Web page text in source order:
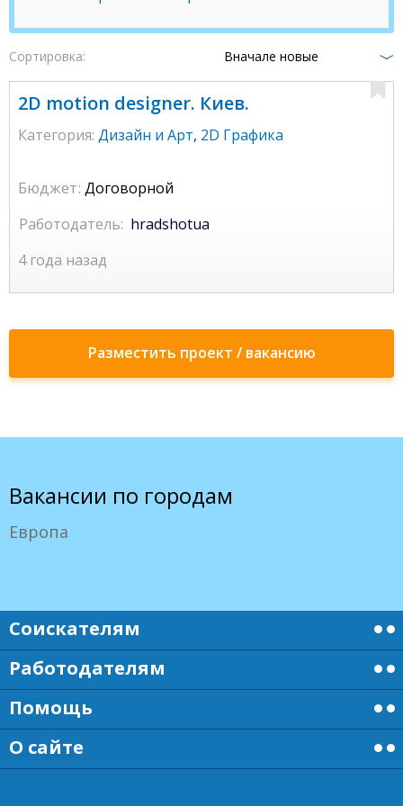
Сортировка: Вначале новые
2D motion designer. Киев.
Категория: Дизайн и Арт, 2D Графика
Бюджет: Договорной
4 года назад
Работодатель: hradshotua
Разместить проект / вакансию
Вакансии по городам
Европа
Соискателям
Работодателям
Помощь
О сайте